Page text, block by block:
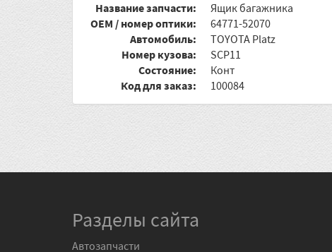
Название запчасти:
Ящик багажника
OEM / номер оптики:
64771-52070
Автомобиль:
TOYOTA Platz
Номер кузова:
SCP11
Состояние:
Конт
Код для заказ:
100084
Разделы сайта
Автозапчасти